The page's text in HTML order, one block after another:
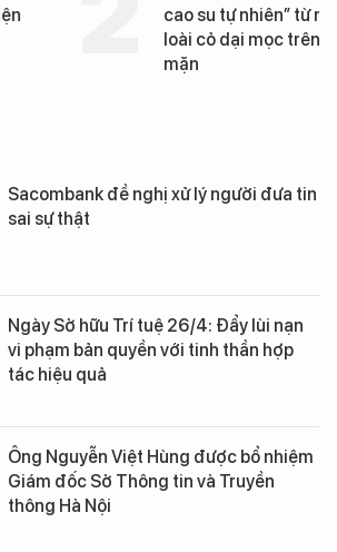
cao su tự nhiên” từ
loài cỏ dại mọc trên
mặn
Sacombank đề nghị xử lý người đưa tin
sai sự thật
Ngày Sở hữu Trí tuệ 26/4: Đẩy lùi nạn
vi phạm bản quyền với tinh thần hợp
tác hiệu quả
Ông Nguyễn Việt Hùng được bổ nhiệm
Giám đốc Sở Thông tin và Truyền
thông Hà Nội